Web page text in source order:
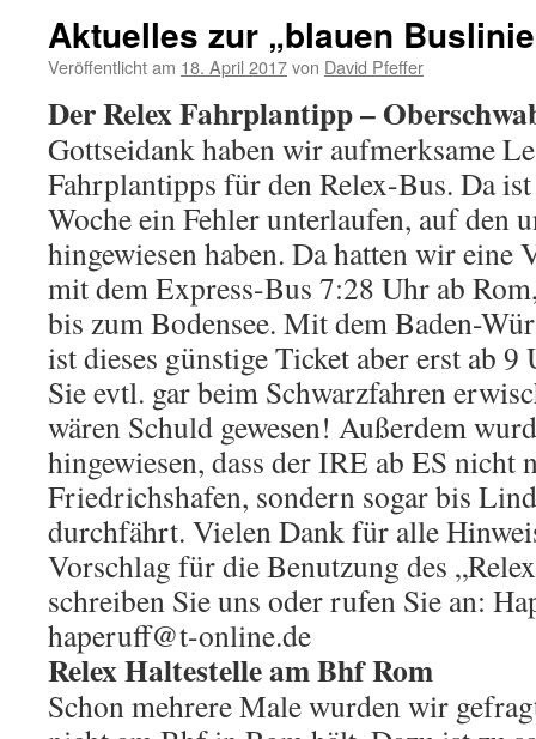
Aktuelles zur „blauen
Veröffentlicht am 18. April 2017von David Pfeffer
Der Relex Fahrplantipp –
Gottseidank haben wir aufmerksame
Fahrplantipps für den Relex-Bus. Da
Woche ein Fehler unterlaufen, auf den
hingewiesen haben. Da hatten wir eine
mit dem Express-Bus 7:28 Uhr ab
bis zum Bodensee. Mit dem Baden-
ist dieses günstige Ticket aber erst ab
Sie evtl. gar beim Schwarzfahren
wären Schuld gewesen! Außerdem
hingewiesen, dass der IRE ab ES nicht
Friedrichshafen, sondern sogar bis
durchfährt. Vielen Dank für alle
Vorschlag für die Benutzung des
schreiben Sie uns oder rufen Sie an:
haperuff@t-online.de
Relex Haltestelle am Bhf Rom
Schon mehrere Male wurden wir